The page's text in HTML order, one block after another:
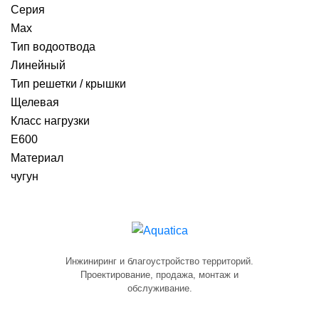
Серия
Max
Тип водоотвода
Линейный
Тип решетки / крышки
Щелевая
Класс нагрузки
E600
Материал
чугун
Инжиниринг и благоустройство территорий.
Проектирование, продажа, монтаж и
обслуживание.